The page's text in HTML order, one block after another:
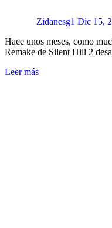
Zidanesg1 Dic 15,
Hace unos meses, como
Remake de Silent Hill 2
Leer más